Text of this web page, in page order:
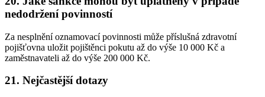
nedodržení povinností
Za nesplnění oznamovací povinnosti může příslušná zdravotní
pojišťovna uložit pojištěnci pokutu až do výše 10 000 Kč a
zaměstnavateli až do výše 200 000 Kč.
21. Nejčastější dotazy